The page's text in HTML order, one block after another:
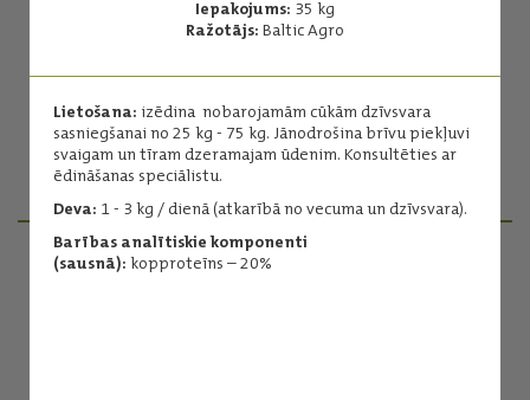
Iepakojums: 35 kg
Ražotājs: Baltic Agro
Lietošana: izēdina nobarojamām cūkām dzīvsvara
sasniegšanai no 25 kg - 75 kg. Jānodrošina brīvu piekļuvi
svaigam un tīram dzeramajam ūdenim. Konsultēties ar
ēdināšanas speciālistu.
Deva: 1 - 3 kg / dienā (atkarībā no vecuma un dzīvsvara).
Barības analītiskie komponenti
(sausnā): kopproteīns – 20%
Sivēniem 3 - 12 kg
Pilnvērtīga barība sivēnu ēdināšanai.
Forma:granulēta, drupināta
Ražotājs:Baltic Agro
Lasīt vairāk